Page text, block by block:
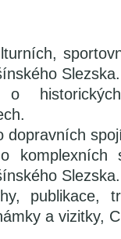
Slezska.
o
dopravních
komplexních
Slezska.
publikace,
a vizitky,